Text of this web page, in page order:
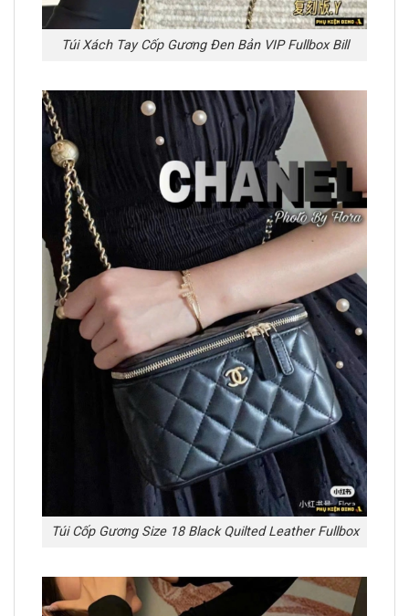
Túi Xách Tay Cốp Gương Đen Bản VIP Fullbox Bill
Túi Cốp Gương Size 18 Black Quilted Leather Fullbox